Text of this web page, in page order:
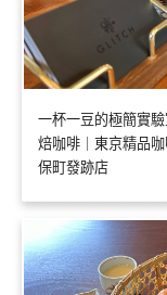
一杯一豆的極簡實
焙咖啡｜東京精品咖
保町發跡店